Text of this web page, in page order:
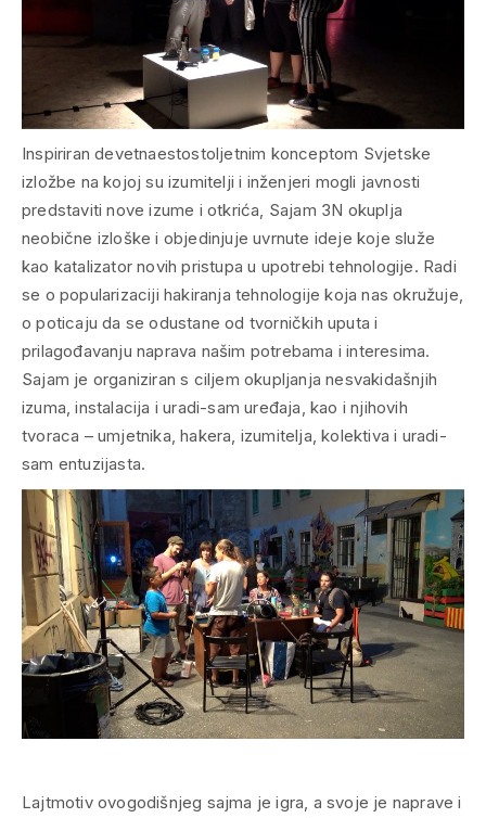
Inspiriran devetnaestostoljetnim konceptom Svjetske
izložbe na kojoj su izumitelji i inženjeri mogli javnosti
predstaviti nove izume i otkrića, Sajam 3N okuplja
neobične izloške i objedinjuje uvrnute ideje koje služe
kao katalizator novih pristupa u upotrebi tehnologije. Radi
se o popularizaciji hakiranja tehnologije koja nas okružuje,
o poticaju da se odustane od tvorničkih uputa i
prilagođavanju naprava našim potrebama i interesima.
Sajam je organiziran s ciljem okupljanja nesvakidašnjih
izuma, instalacija i uradi-sam uređaja, kao i njihovih
tvoraca – umjetnika, hakera, izumitelja, kolektiva i uradi-
sam entuzijasta.
Lajtmotiv ovogodišnjeg sajma je igra, a svoje je naprave i